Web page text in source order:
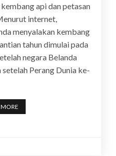
api dan petasan
internet,
menyalakan kembang
tahun dimulai pada
negara Belanda
Perang Dunia ke-